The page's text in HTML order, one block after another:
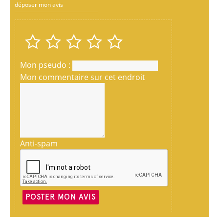
déposer mon avis
Mon pseudo :
Mon commentaire sur cet endroit
Anti-spam
POSTER MON AVIS